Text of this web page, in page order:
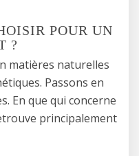
POUR UN
?
matières naturelles
Passons en
En que qui concerne
principalement